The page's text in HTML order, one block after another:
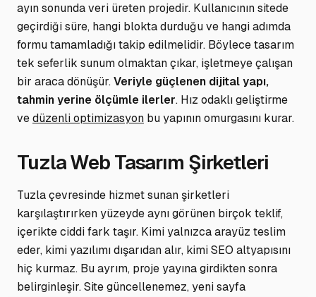
ayın sonunda veri üreten projedir. Kullanıcının sitede
geçirdiği süre, hangi blokta durduğu ve hangi adımda
formu tamamladığı takip edilmelidir. Böylece tasarım
tek seferlik sunum olmaktan çıkar, işletmeye çalışan
bir araca dönüşür.Veriyle güçlenen dijital yapı,
tahmin yerine ölçümle ilerler. Hız odaklı geliştirme
vedüzenli optimizasyon bu yapının omurgasını kurar.
Tuzla Web Tasarım Şirketleri
Tuzla çevresinde hizmet sunan şirketleri
karşılaştırırken yüzeyde aynı görünen birçok teklif,
içerikte ciddi fark taşır. Kimi yalnızca arayüz teslim
eder, kimi yazılımı dışarıdan alır, kimi SEO altyapısını
hiç kurmaz. Bu ayrım, proje yayına girdikten sonra
belirginleşir. Site güncellenemez, yeni sayfa